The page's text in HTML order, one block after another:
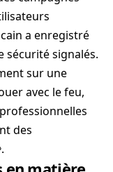
a enregistré
sécurité signalés.
sur une
avec le feu,
des